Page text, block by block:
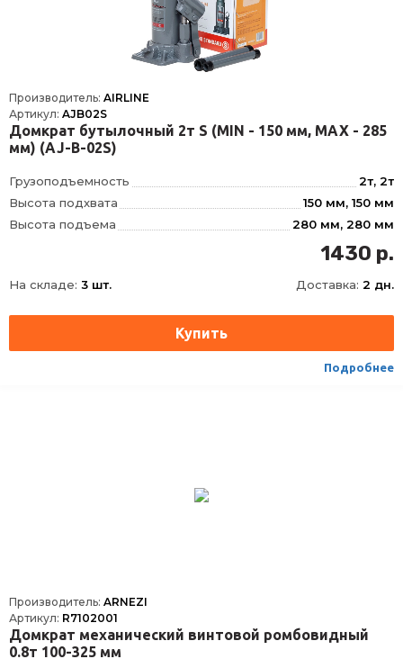
Производитель: AIRLINE
Артикул: AJB02S
Домкрат бутылочный 2т S (MIN - 150 мм, MAX - 285
мм) (AJ-B-02S)
Грузоподъемность
2т, 2т
Высота подхвата
150 мм, 150 мм
Высота подъема
280 мм, 280 мм
80 мм, 80 мм
50 мм, 50 мм
Вес домкрата брутто
2, 2 кг, 2
1430 р.
На складе: 3 шт. Доставка: 2 дн.
Подробнее
Производитель: ARNEZI
Артикул: R7102001
Домкрат механический винтовой ромбовидный
0.8т 100-325 мм